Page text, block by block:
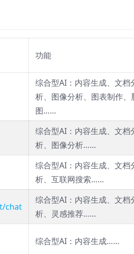
功能
综合型AI：内容生成、文档
析、图像分析、图表制作、
图……
综合型AI：内容生成、文档
析、图像分析……
综合型AI：内容生成、文档
析、互联网搜索……
chat
综合型AI：内容生成、文档
析、灵感推荐……
综合型AI：内容生成……